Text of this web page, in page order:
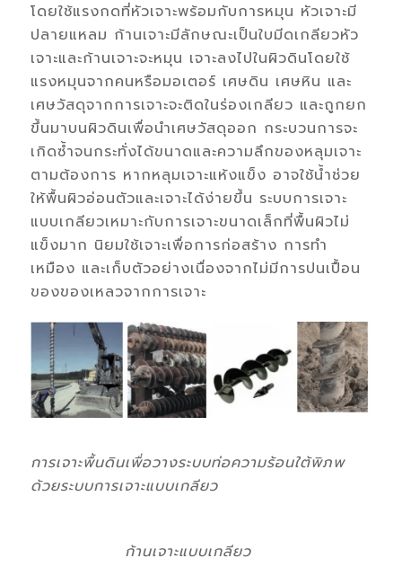
โดยใช้แรงกดที่หัวเจาะพร้อมกับการหมุน หัวเจาะมี
ปลายแหลม ก้านเจาะมีลักษณะเป็นใบมีดเกลียวหัว
เจาะและก้านเจาะจะหมุน เจาะลงไปในผิวดินโดยใช้
แรงหมุนจากคนหรือมอเตอร์ เศษดิน เศษหิน และ
เศษวัสดุจากการเจาะจะติดในร่องเกลียว และถูกยก
ขึ้นมาบนผิวดินเพื่อนำเศษวัสดุออก กระบวนการจะ
เกิดซํ้าจนกระทั่งได้ขนาดและความลึกของหลุมเจาะ
ตามต้องการ หากหลุมเจาะแห้งแข็ง อาจใช้นํ้าช่วย
ให้พื้นผิวอ่อนตัวและเจาะได้ง่ายขึ้น ระบบการเจาะ
แบบเกลียวเหมาะกับการเจาะขนาดเล็กที่พื้นผิวไม่
แข็งมาก นิยมใช้เจาะเพื่อการก่อสร้าง การทำ
เหมือง และเก็บตัวอย่างเนื่องจากไม่มีการปนเปื้อน
ของของเหลวจากการเจาะ
การเจาะพื้นดินเพื่อวางระบบท่อความร้อนใต้พิภพ
ด้วยระบบการเจาะแบบเกลียว
ก้านเจาะแบบเกลียว